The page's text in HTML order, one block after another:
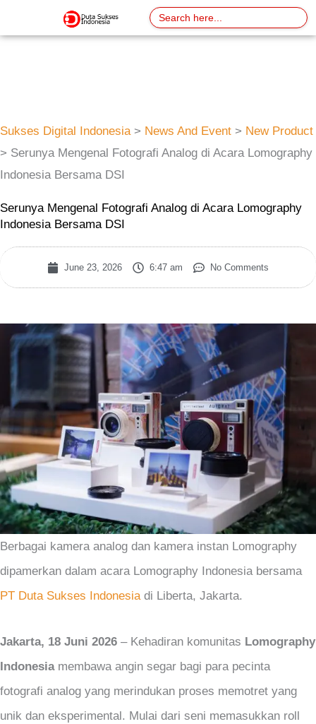
to
Search
for:
Sukses Digital Indonesia> News And Event > New Product
> Serunya Mengenal Fotografi Analog di Acara Lomography
Indonesia Bersama DSI
Serunya Mengenal Fotografi Analog di Acara Lomography
Indonesia Bersama DSI
June 23, 2026 6:47 am No Comments
Berbagai kamera analog dan kamera instan Lomography
dipamerkan dalam acara Lomography Indonesia bersama
PT Duta Sukses Indonesiadi Liberta, Jakarta.
Jakarta, 18 Juni 2026 – Kehadiran komunitas Lomography
Indonesiamembawa angin segar bagi para pecinta
fotografi analog yang merindukan proses memotret yang
unik dan eksperimental. Mulai dari seni memasukkan roll